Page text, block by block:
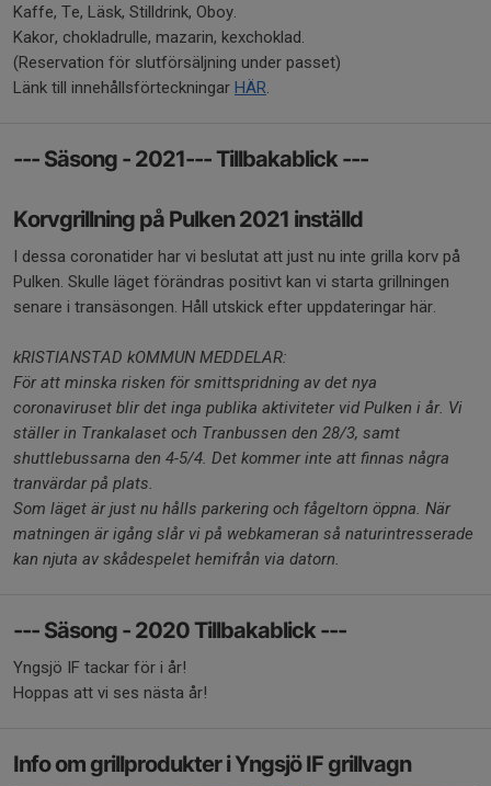
Kaffe, Te, Läsk, Stilldrink, Oboy.
Kakor, chokladrulle, mazarin, kexchoklad.
(Reservation för slutförsäljning under passet)
Länk till innehållsförteckningar HÄR.
--- Säsong - 2021--- Tillbakablick ---
Korvgrillning på Pulken 2021 inställd
I dessa coronatider har vi beslutat att just nu inte grilla korv på
Pulken. Skulle läget förändras positivt kan vi starta grillningen
senare i transäsongen. Håll utskick efter uppdateringar här.
kRISTIANSTAD kOMMUN MEDDELAR:
För att minska risken för smittspridning av det nya
coronaviruset blir det inga publika aktiviteter vid Pulken i år. Vi
ställer in Trankalaset och Tranbussen den 28/3, samt
shuttlebussarna den 4-5/4. Det kommer inte att finnas några
tranvärdar på plats.
Som läget är just nu hålls parkering och fågeltorn öppna. När
matningen är igång slår vi på webkameran så naturintresserade
kan njuta av skådespelet hemifrån via datorn.
--- Säsong - 2020 Tillbakablick ---
Yngsjö IF tackar för i år!
Hoppas att vi ses nästa år!
Info om grillprodukter i Yngsjö IF grillvagn